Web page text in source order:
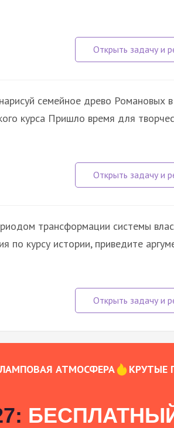
семейное древо Романовых
курса Пришло время для
трансформации системы
по курсу истории, приведите
АТМОСФЕРА КРУТЫЕ